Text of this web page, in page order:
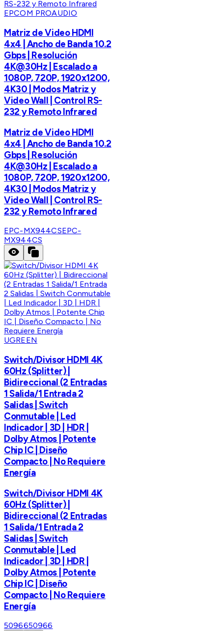
EPCOM PROAUDIO
Matriz de Video HDMI
4x4 | Ancho de Banda 10.2
Gbps | Resolución
4K@30Hz | Escalado a
1080P, 720P, 1920x1200,
4K30 | Modos Matriz y
Video Wall | Control RS-
232 y Remoto Infrared
Matriz de Video HDMI
4x4 | Ancho de Banda 10.2
Gbps | Resolución
4K@30Hz | Escalado a
1080P, 720P, 1920x1200,
4K30 | Modos Matriz y
Video Wall | Control RS-
232 y Remoto Infrared
EPC-MX944CSEPC-
MX944CS
UGREEN
Switch/Divisor HDMI 4K
60Hz (Splitter) |
Bidireccional (2 Entradas
1 Salida/1 Entrada 2
Salidas | Switch
Conmutable | Led
Indicador | 3D | HDR |
Dolby Atmos | Potente
Chip IC | Diseño
Compacto | No Requiere
Energía
Switch/Divisor HDMI 4K
60Hz (Splitter) |
Bidireccional (2 Entradas
1 Salida/1 Entrada 2
Salidas | Switch
Conmutable | Led
Indicador | 3D | HDR |
Dolby Atmos | Potente
Chip IC | Diseño
Compacto | No Requiere
Energía
5096650966